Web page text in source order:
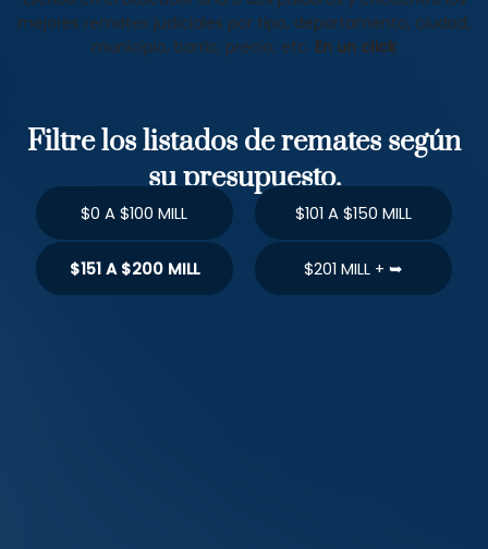
mejores remates judiciales por tipo, departamento, ciudad,
municipio, barrio, precio, etc. En un click
Filtre los listados de remates según
su presupuesto.
$0 A $100 MILL $101 A $150 MILL
$151 A $200 MILL $201 MILL + ➥